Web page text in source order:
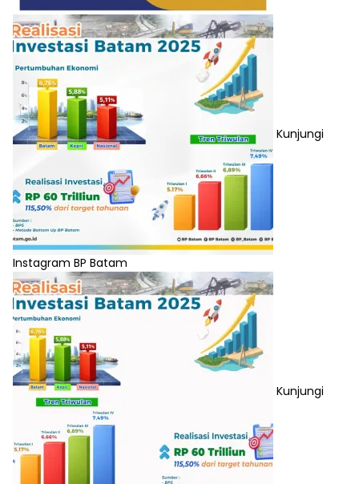
Kunjungi
Instagram BP Batam
Kunjungi